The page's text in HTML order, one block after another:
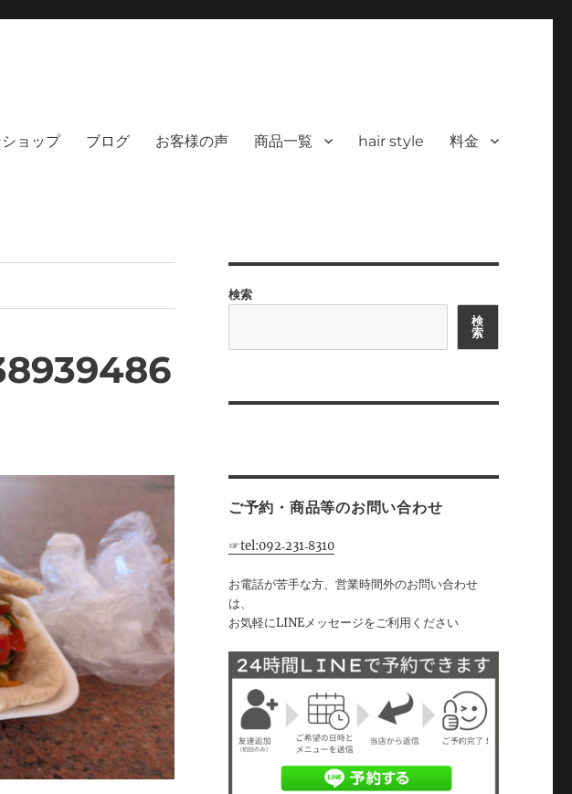
早朝7時から深夜24時まで営業｜天然100％
ョップ ブログ お客様の声 商品一覧 hair style 料金
検索
検
索
ご予約・商品等のお問い合わせ
☞tel:092‐231‐8310
お電話が苦手な方、営業時間外のお問い合わせ
は、
お気軽にLINEメッセージをご利用ください